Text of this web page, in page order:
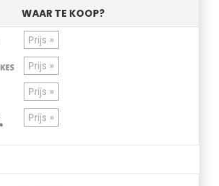
WAAR TE KOOP?
Prijs »
Prijs »
Prijs »
Prijs »